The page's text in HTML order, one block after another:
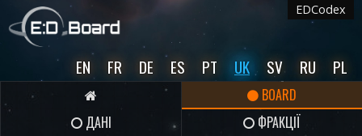
EDCodex
EN FR DE ES PT UK SV RU PL
BOARD
ДАНІ
ФРАКЦІЇ